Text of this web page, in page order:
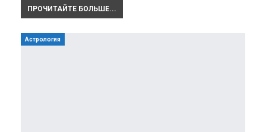
ПРОЧИТАЙТЕ БОЛЬШЕ...
Астрология